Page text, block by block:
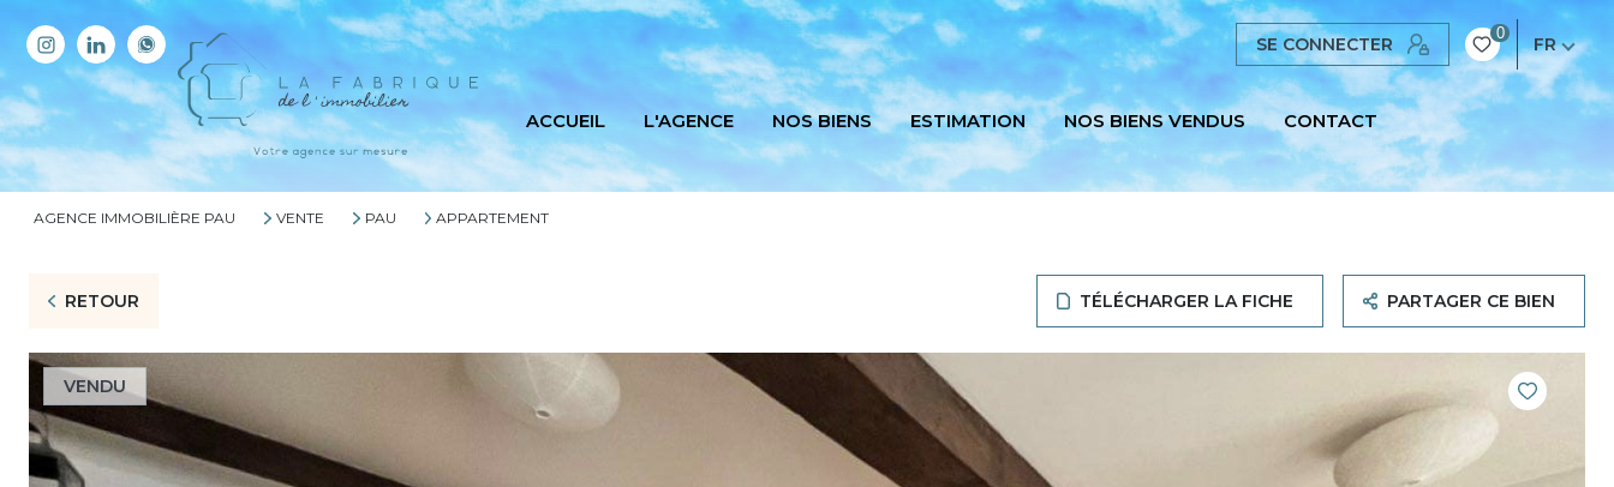
SE CONNECTER
0
FR
ACCUEIL L'AGENCE NOS BIENS ESTIMATION NOS BIENS VENDUS CONTACT
AGENCE IMMOBILIÈRE PAU VENTE PAU APPARTEMENT
RETOUR TÉLÉCHARGER LA FICHE PARTAGER CE BIEN
VENDU